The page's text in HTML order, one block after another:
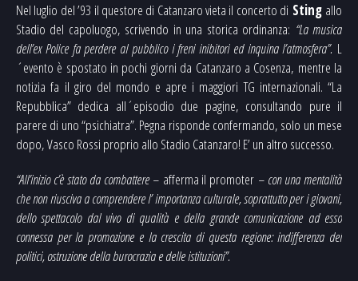
Nel luglio del ’93 il questore di Catanzaro vieta il concerto di Sting allo
Stadio del capoluogo, scrivendo in una storica ordinanza: “La musica
dell’ex Police fa perdere al pubblico i freni inibitori ed inquina l’atmosfera”. L
´evento è spostato in pochi giorni da Catanzaro a Cosenza, mentre la
notizia fa il giro del mondo e apre i maggiori TG internazionali. “La
Repubblica” dedica all´episodio due pagine, consultando pure il
parere di uno “psichiatra”. Pegna risponde confermando, solo un mese
dopo, Vasco Rossi proprio allo Stadio Catanzaro! E’ un altro successo.
“All’inizio c’è stato da combattere – afferma il promoter – con una mentalità
che non riusciva a comprendere l’ importanza culturale, soprattutto per i giovani,
dello spettacolo dal vivo di qualità e della grande comunicazione ad esso
connessa per la promozione e la crescita di questa regione: indifferenza dei
politici, ostruzione della burocrazia e delle istituzioni”.